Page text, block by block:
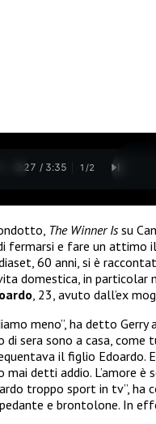
0:28 / 3:35 1 /2
The Winner Issu
fermarsi e fare un attimo
60 anni, si è
domestica, in particolar
, 23, avuto dall’ex
meno”, ha detto
sera sono a casa,
il figlio Edoardo.
detti addio. L’amore è
troppo sport in tv”, ha
e brontolone. In